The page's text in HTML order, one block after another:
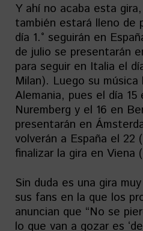
Y ahí no acaba esta
también estará lleno de
día 1.° seguirán en
de julio se presentarán
para seguir en Italia el
Milan). Luego su música
Alemania, pues el día 15
Nuremberg y el 16 en
presentarán en
volverán a España el 22
finalizar la gira en Viena
Sin duda es una gira
sus fans en la que los
anuncian que “No se
lo que van a gozar es